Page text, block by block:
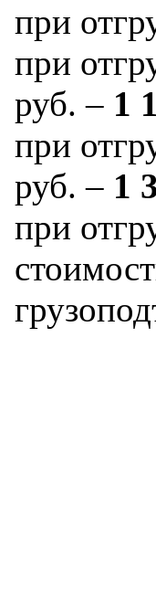
при
при
руб. – 1
при
руб. – 1
при